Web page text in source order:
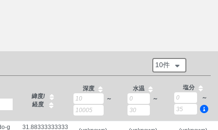
10件
緯度/
経度
深度
～
水温
～
塩分
～
g
31.883333333333333/